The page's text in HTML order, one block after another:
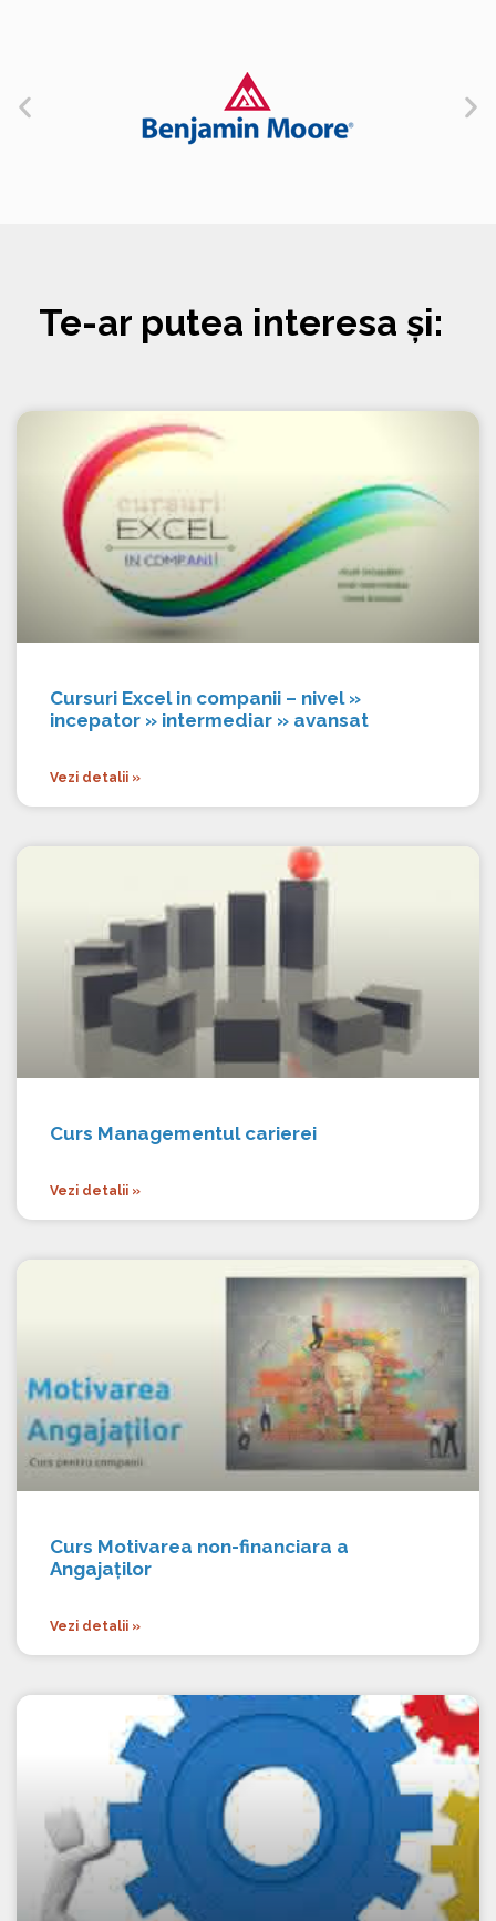
Te-ar putea interesa și:
Cursuri Excel in companii – nivel »
incepator » intermediar » avansat
Vezi detalii »
Curs Managementul carierei
Vezi detalii »
Curs Motivarea non-financiara a
Angajaților
Vezi detalii »